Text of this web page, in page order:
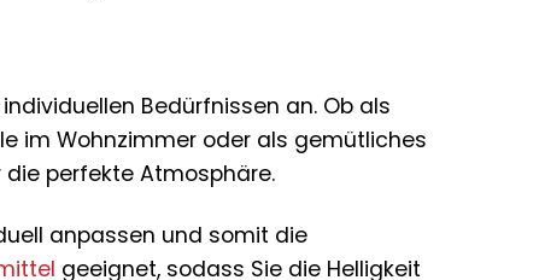
Bedürfnissen an. Ob als
im Wohnzimmer oder als gemütliches
perfekte Atmosphäre.
anpassen und somit die
geeignet, sodass Sie die Helligkeit